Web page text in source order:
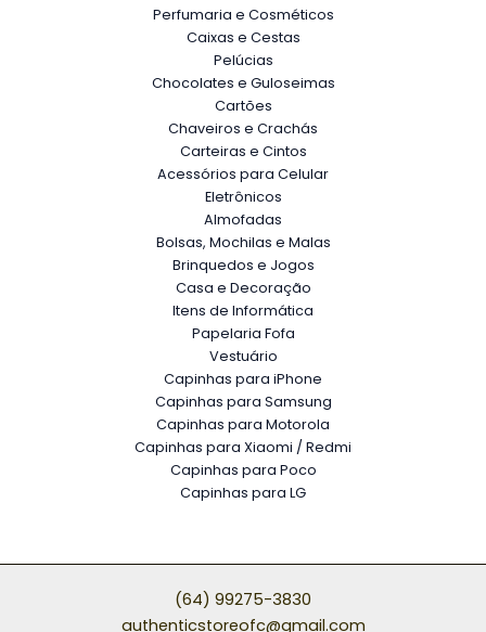
Quadros e Porta Retratos
Perfumaria e Cosméticos
Caixas e Cestas
Pelúcias
Chocolates e Guloseimas
Cartões
Chaveiros e Crachás
Carteiras e Cintos
Acessórios para Celular
Eletrônicos
Almofadas
Bolsas, Mochilas e Malas
Brinquedos e Jogos
Casa e Decoração
Itens de Informática
Papelaria Fofa
Vestuário
Capinhas para iPhone
Capinhas para Samsung
Capinhas para Motorola
Capinhas para Xiaomi / Redmi
Capinhas para Poco
(64) 99275-3830